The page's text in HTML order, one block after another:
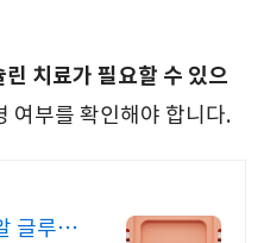
치료가 필요할 수 있으
여부를 확인해야 합니다.
글루코